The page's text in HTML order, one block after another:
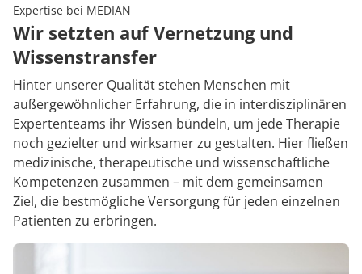
Expertise bei MEDIAN
Wir setzten auf Vernetzung und
Wissenstransfer
Hinter unserer Qualität stehen Menschen mit
außergewöhnlicher Erfahrung, die in interdisziplinären
Expertenteams ihr Wissen bündeln, um jede Therapie
noch gezielter und wirksamer zu gestalten. Hier fließen
medizinische, therapeutische und wissenschaftliche
Kompetenzen zusammen – mit dem gemeinsamen
Ziel, die bestmögliche Versorgung für jeden einzelnen
Patienten zu erbringen.